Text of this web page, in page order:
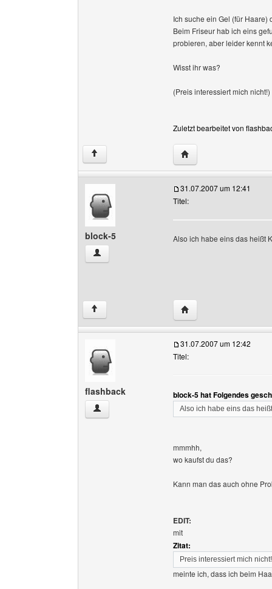
Ich suche ein Gel (für
Beim Friseur hab ich eins
probieren, aber leider kennt
Wisst ihr was?
(Preis interessiert mich nicht!)
Zuletzt bearbeitet von
↑ Website dieses
block-5
block-5 Benutzer-Profile anzeigen
31.07.2007 um 12:41
Titel:
Also ich habe eins das heißt
↑ Website dieses
flashback
flashback Benutzer-Profile anzeigen
31.07.2007 um 12:42
Titel:
block-5 hat Folgendes
Also ich habe eins das
mmmhh,
wo kaufst du das?
Kann man das auch ohne
EDIT:
mit
Zitat:
Preis interessiert mich nicht!
meinte ich, dass ich beim